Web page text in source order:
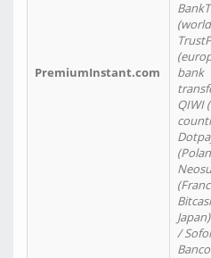
PremiumInstant.com
bank
QIWI
/